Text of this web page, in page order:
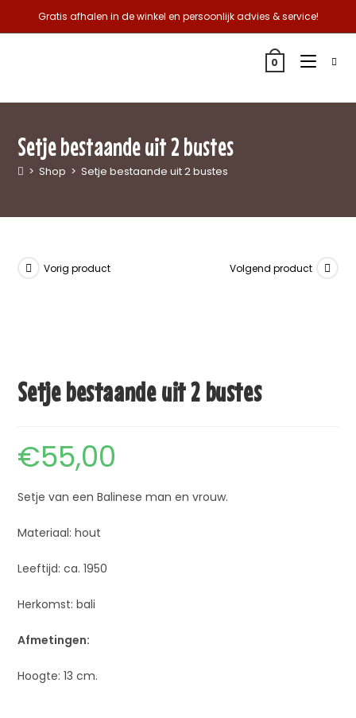
Gratis afhalen in de winkel en persoonlijk advies & service!
0
Setje bestaande uit 2 bustes
> Shop > Setje bestaande uit 2 bustes
Vorig product Volgend product
Setje bestaande uit 2 bustes
€55,00
Setje van een Balinese man en vrouw.
Materiaal: hout
Leeftijd: ca. 1950
Herkomst: bali
Afmetingen:
Hoogte: 13 cm.